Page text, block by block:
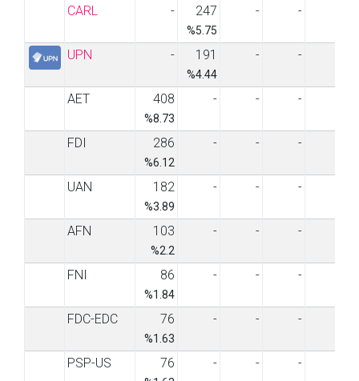
CARL - 247
%5.75
- -
UPN - 191
%4.44
- -
AET 408
%8.73
- - -
FDI 286
%6.12
- - -
UAN 182
%3.89
- - -
AFN 103
%2.2
- - -
FNI 86
%1.84
- - -
FDC-EDC 76
%1.63
- - -
PSP-US 76 - - -